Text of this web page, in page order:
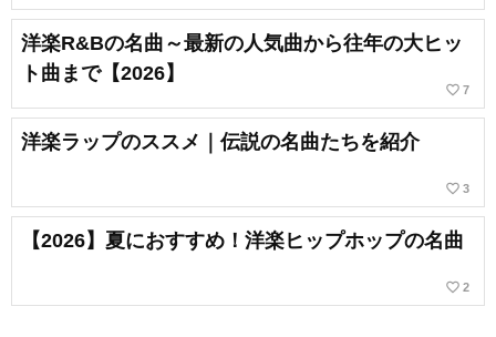
洋楽R&Bの名曲～最新の人気曲から往年の大ヒッ
ト曲まで【2026】
favorite_border 7
洋楽ラップのススメ｜伝説の名曲たちを紹介
favorite_border 3
【2026】夏におすすめ！洋楽ヒップホップの名曲
favorite_border 2